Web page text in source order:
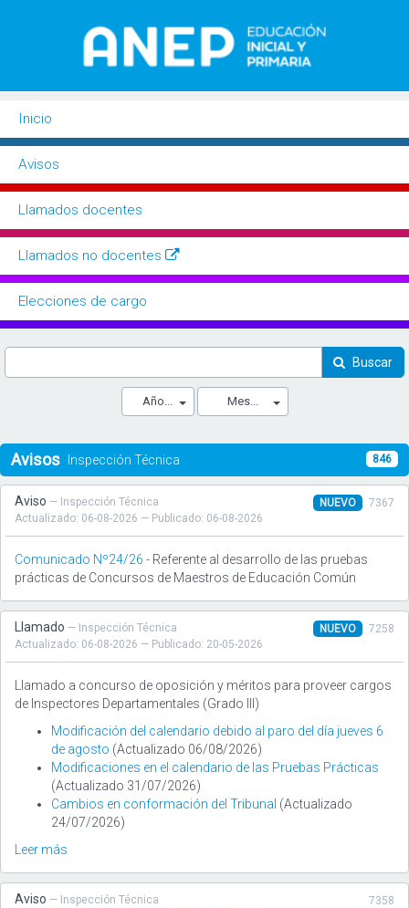
Buscador
Inicio
Avisos
Llamados docentes
Llamados no docentes
Elecciones de cargo
Buscar
Año... Mes...
Avisos Inspección Técnica 846
7367
NUEVO
Aviso — Inspección Técnica
Actualizado: 06-08-2026 — Publicado: 06-08-2026
Comunicado Nº24/26 - Referente al desarrollo de las pruebas
prácticas de Concursos de Maestros de Educación Común
7258
NUEVO
Llamado — Inspección Técnica
Actualizado: 06-08-2026 — Publicado: 20-05-2026
Llamado a concurso de oposición y méritos para proveer cargos
de Inspectores Departamentales (Grado III)
Modificación del calendario debido al paro del día jueves 6
de agosto (Actualizado 06/08/2026)
Modificaciones en el calendario de las Pruebas Prácticas
(Actualizado 31/07/2026)
Cambios en conformación del Tribunal (Actualizado
24/07/2026)
Leer más
7358
Aviso — Inspección Técnica